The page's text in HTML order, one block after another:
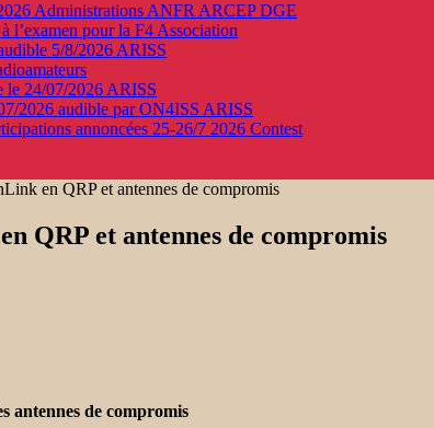
Administrations ANFR ARCEP DGE
l’examen pour la F4 Association
5/8/2026 ARISS
le 24/07/2026 ARISS
2026 audible par ON4ISS ARISS
annoncées 25-26/7 2026 Contest
en QRP et antennes de compromis
QRP et antennes de compromis
antennes de compromis